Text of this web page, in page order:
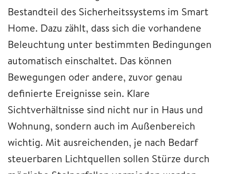
Bestandteil des Sicherheitssystems im Smart
Home. Dazu zählt, dass sich die vorhandene
Beleuchtung unter bestimmten Bedingungen
automatisch einschaltet. Das können
Bewegungen oder andere, zuvor genau
definierte Ereignisse sein. Klare
Sichtverhältnisse sind nicht nur in Haus und
Wohnung, sondern auch im Außenbereich
wichtig. Mit ausreichenden, je nach Bedarf
steuerbaren Lichtquellen sollen Stürze durch